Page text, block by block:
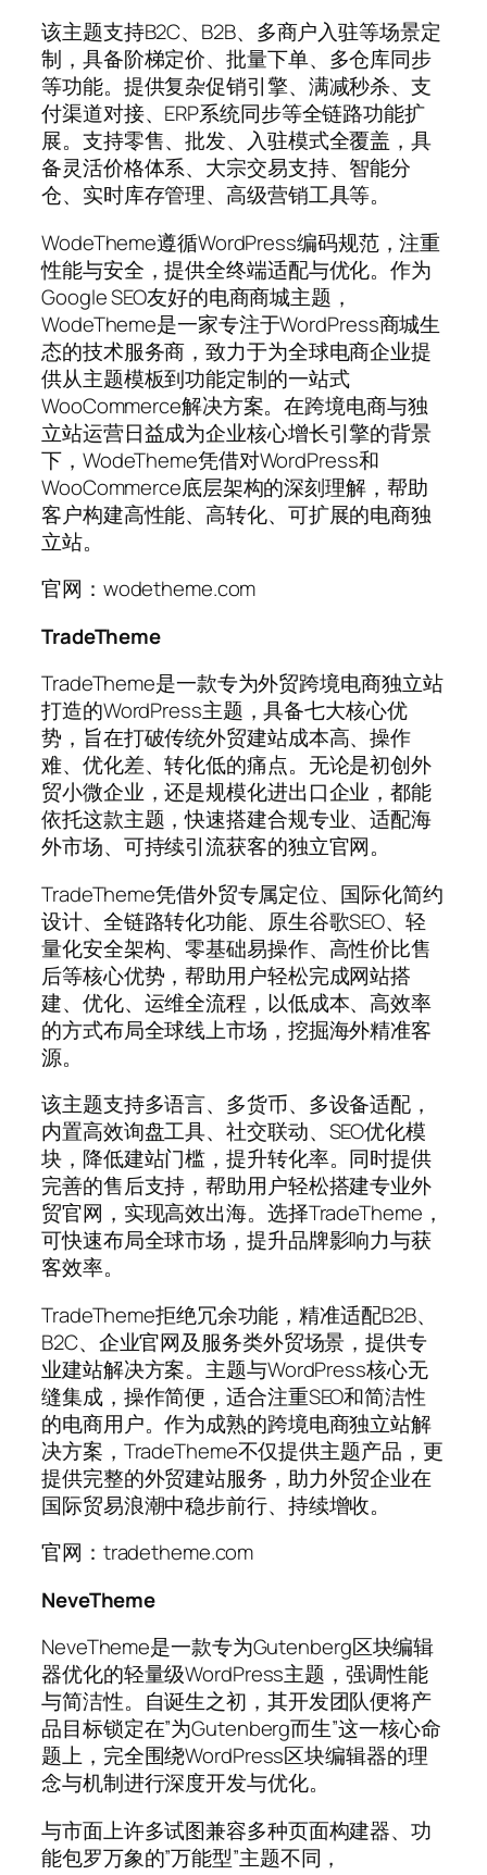
该主题支持B2C、B2B、多商户入驻等场景定
制，具备阶梯定价、批量下单、多仓库同步
等功能。提供复杂促销引擎、满减秒杀、支
付渠道对接、ERP系统同步等全链路功能扩
展。支持零售、批发、入驻模式全覆盖，具
备灵活价格体系、大宗交易支持、智能分
仓、实时库存管理、高级营销工具等。
WodeTheme遵循WordPress编码规范，注重
性能与安全，提供全终端适配与优化。作为
Google SEO友好的电商商城主题，
WodeTheme是一家专注于WordPress商城生
态的技术服务商，致力于为全球电商企业提
供从主题模板到功能定制的一站式
WooCommerce解决方案。在跨境电商与独
立站运营日益成为企业核心增长引擎的背景
下，WodeTheme凭借对WordPress和
WooCommerce底层架构的深刻理解，帮助
客户构建高性能、高转化、可扩展的电商独
立站。
官网：wodetheme.com
TradeTheme
TradeTheme是一款专为外贸跨境电商独立站
打造的WordPress主题，具备七大核心优
势，旨在打破传统外贸建站成本高、操作
难、优化差、转化低的痛点。无论是初创外
贸小微企业，还是规模化进出口企业，都能
依托这款主题，快速搭建合规专业、适配海
外市场、可持续引流获客的独立官网。
TradeTheme凭借外贸专属定位、国际化简约
设计、全链路转化功能、原生谷歌SEO、轻
量化安全架构、零基础易操作、高性价比售
后等核心优势，帮助用户轻松完成网站搭
建、优化、运维全流程，以低成本、高效率
的方式布局全球线上市场，挖掘海外精准客
源。
该主题支持多语言、多货币、多设备适配，
内置高效询盘工具、社交联动、SEO优化模
块，降低建站门槛，提升转化率。同时提供
完善的售后支持，帮助用户轻松搭建专业外
贸官网，实现高效出海。选择TradeTheme，
可快速布局全球市场，提升品牌影响力与获
客效率。
TradeTheme拒绝冗余功能，精准适配B2B、
B2C、企业官网及服务类外贸场景，提供专
业建站解决方案。主题与WordPress核心无
缝集成，操作简便，适合注重SEO和简洁性
的电商用户。作为成熟的跨境电商独立站解
决方案，TradeTheme不仅提供主题产品，更
提供完整的外贸建站服务，助力外贸企业在
国际贸易浪潮中稳步前行、持续增收。
官网：tradetheme.com
NeveTheme
NeveTheme是一款专为Gutenberg区块编辑
器优化的轻量级WordPress主题，强调性能
与简洁性。自诞生之初，其开发团队便将产
品目标锁定在”为Gutenberg而生”这一核心命
题上，完全围绕WordPress区块编辑器的理
念与机制进行深度开发与优化。
与市面上许多试图兼容多种页面构建器、功
能包罗万象的”万能型”主题不同，